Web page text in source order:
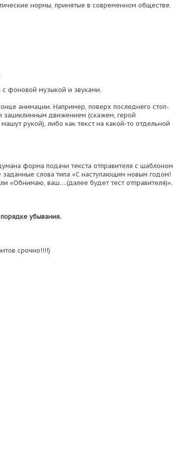
нормы, принятые в современном обществе.
фоновой музыкой и звуками.
анимации. Например, поверх последнего стоп-
зациклинным движением (скажем, герой
рукой), либо как текст на какой-то отдельной
форма подачи текста отправителя с шаблоном
заданные слова типа «С наступающим новым годом!
«Обнимаю, ваш….(далее будет тест отправителя)».
убывания.
срочно!!!!)